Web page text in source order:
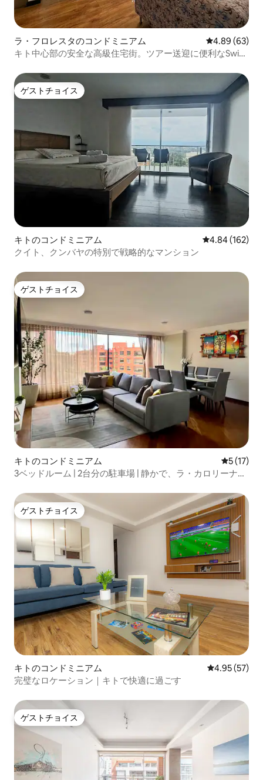
ラ・フロレスタのコンドミニアム レビュー63
4.89 (63)
キト中心部の安全な高級住宅街。ツアー送迎に便利なSwiss
ゲストチョイス
ゲストチョイス
キトのコンドミニアム レビュー162
4.84 (162)
クイト、クンバヤの特別で戦略的なマンション
ゲストチョイス
ゲストチョイス
キトのコンドミニアム レビュー
5 (17)
3ベッドルーム | 2台分の駐車場 | 静かで、ラ・カロリーナの
ゲストチョイス
ゲストチョイス
キトのコンドミニアム レビュー57
4.95 (57)
完璧なロケーション｜キトで快適に過ごす
ゲストチョイス
ゲストチョイス